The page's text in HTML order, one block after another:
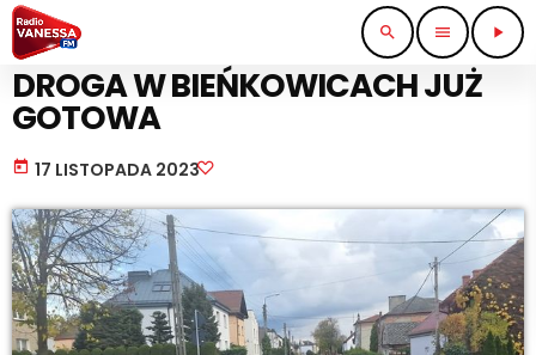
search menu play_arrow
KOMUNIKACJA I TRANSPORT
DROGA W BIEŃKOWICACH JUŻ
GOTOWA
today 17 LISTOPADA 2023